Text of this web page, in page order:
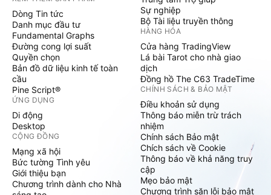
Dòng Tin tức
Danh mục đầu tư
Fundamental Graphs
Đường cong lợi suất
Quyền chọn
Bản đồ dữ liệu kinh tế toàn
cầu
Pine Script®
ỨNG DỤNG
Di động
Desktop
CỘNG ĐỒNG
Mạng xã hội
Bức tường Tình yêu
Giới thiệu bạn
Chương trình dành cho Nhà
Sự nghiệp
Bộ Tài liệu truyền thông
HÀNG HÓA
Cửa hàng TradingView
Lá bài Tarot cho nhà giao
dịch
Đồng hồ The C63 TradeTime
CHÍNH SÁCH & BẢO MẬT
Điều khoản sử dụng
Thông báo miễn trừ trách
nhiệm
Chính sách Bảo mật
Chích sách về Cookie
Thông báo về khả năng truy
cập
Mẹo bảo mật
Chương trình săn lỗi bảo mật